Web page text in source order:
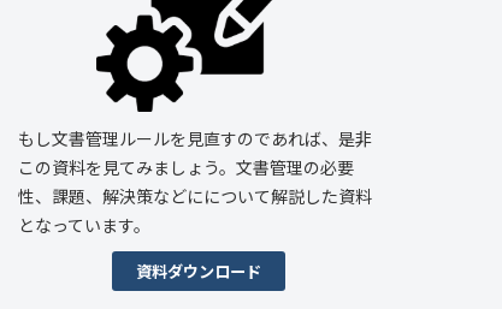
もし文書管理ルールを見直すのであれば、是非
この資料を見てみましょう。文書管理の必要
性、課題、解決策などにについて解説した資料
となっています。
資料ダウンロード